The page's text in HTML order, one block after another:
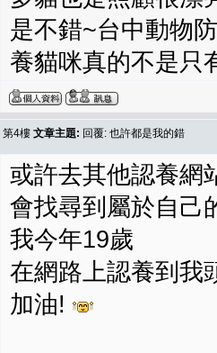
是不錯~台中動物
養貓咪真的不是只
第4樓 文章主題: 回覆: 也許都是我的錯
或許去其他認養網
會找尋到屬於自己
我今年19歲
在網路上認養到我
加油!